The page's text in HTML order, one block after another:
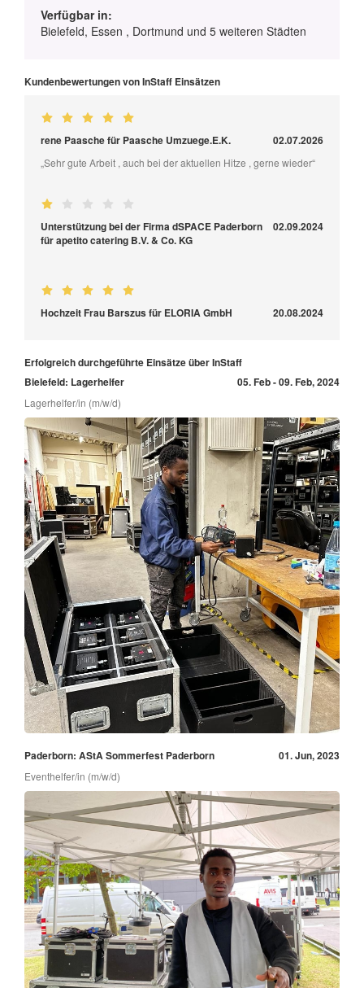
Verfügbar in:
Bielefeld, Essen , Dortmund und 5 weiteren Städten
Kundenbewertungen von InStaff Einsätzen
rene Paasche für Paasche Umzuege.E.K. 02.07.2026
„Sehr gute Arbeit , auch bei der aktuellen Hitze , gerne wieder“
Unterstützung bei der Firma dSPACE Paderborn
für apetito catering B.V. & Co. KG
02.09.2024
Hochzeit Frau Barszus für ELORIA GmbH 20.08.2024
Erfolgreich durchgeführte Einsätze über InStaff
Bielefeld: Lagerhelfer
05. Feb - 09. Feb, 2024
Lagerhelfer/in (m/w/d)
Paderborn: AStA Sommerfest Paderborn 01. Jun, 2023
Eventhelfer/in (m/w/d)